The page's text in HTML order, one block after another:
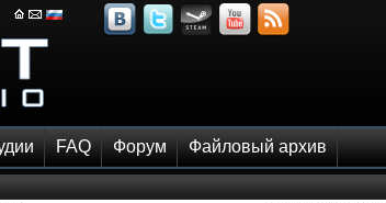
FAQ Форум Файловый архив